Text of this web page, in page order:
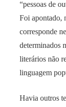
“pessoas de
Foi apontado,
corresponde
determinados
literários não
linguagem
Havia outros